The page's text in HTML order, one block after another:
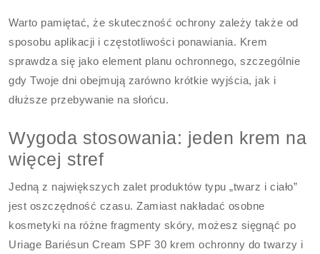
Warto pamiętać, że skuteczność ochrony zależy także od
sposobu aplikacji i częstotliwości ponawiania. Krem
sprawdza się jako element planu ochronnego, szczególnie
gdy Twoje dni obejmują zarówno krótkie wyjścia, jak i
dłuższe przebywanie na słońcu.
Wygoda stosowania: jeden krem na
więcej stref
Jedną z największych zalet produktów typu „twarz i ciało”
jest oszczędność czasu. Zamiast nakładać osobne
kosmetyki na różne fragmenty skóry, możesz sięgnąć po
Uriage Bariésun Cream SPF 30 krem ochronny do twarzy i